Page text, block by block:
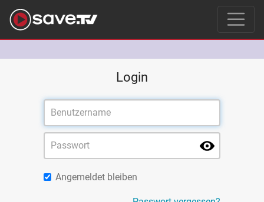
Login
Angemeldet bleiben